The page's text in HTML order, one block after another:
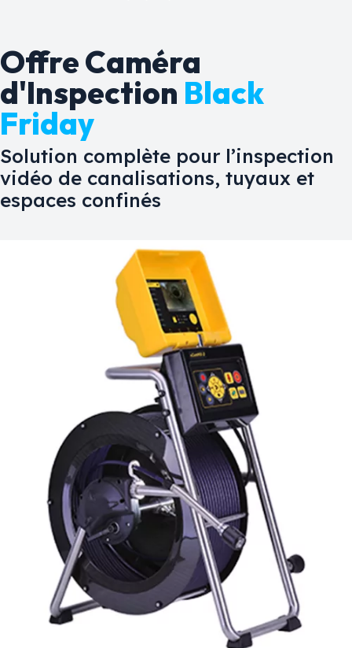
Offre Caméra
d'Inspection Black
Friday
Solution complète pour l’inspection
vidéo de canalisations, tuyaux et
espaces confinés